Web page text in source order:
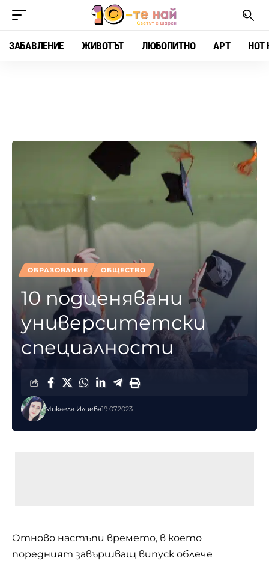
ЗАБАВЛЕНИЕ ЖИВОТЪТ ЛЮБОПИТНО АРТ HOT
ОБРАЗОВАНИЕ ОБЩЕСТВО
10 подценявани
университетски
специалности
Микаела Илиева19.07.2023
Отново настъпи времето, в което
поредният завършващ випуск облече